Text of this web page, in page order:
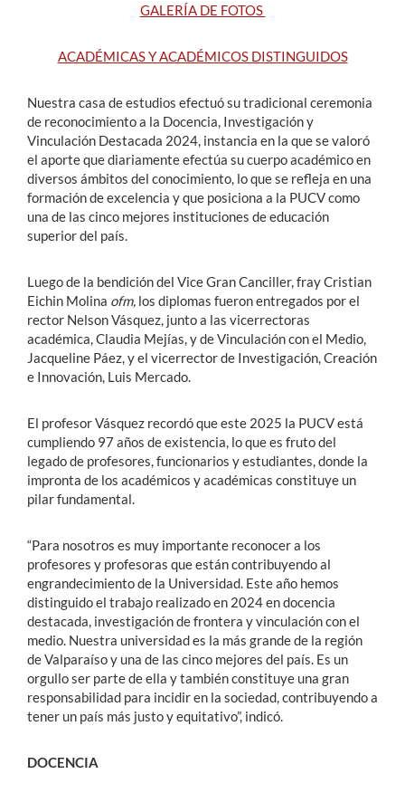
GALERÍA DE FOTOS
ACADÉMICAS Y ACADÉMICOS DISTINGUIDOS
Nuestra casa de estudios efectuó su tradicional ceremonia
de reconocimiento a la Docencia, Investigación y
Vinculación Destacada 2024, instancia en la que se valoró
el aporte que diariamente efectúa su cuerpo académico en
diversos ámbitos del conocimiento, lo que se refleja en una
formación de excelencia y que posiciona a la PUCV como
una de las cinco mejores instituciones de educación
superior del país.
Luego de la bendición del Vice Gran Canciller, fray Cristian
Eichin Molina ofm, los diplomas fueron entregados por el
rector Nelson Vásquez, junto a las vicerrectoras
académica, Claudia Mejías, y de Vinculación con el Medio,
Jacqueline Páez, y el vicerrector de Investigación, Creación
e Innovación, Luis Mercado.
El profesor Vásquez recordó que este 2025 la PUCV está
cumpliendo 97 años de existencia, lo que es fruto del
legado de profesores, funcionarios y estudiantes, donde la
impronta de los académicos y académicas constituye un
pilar fundamental.
“Para nosotros es muy importante reconocer a los
profesores y profesoras que están contribuyendo al
engrandecimiento de la Universidad. Este año hemos
distinguido el trabajo realizado en 2024 en docencia
destacada, investigación de frontera y vinculación con el
medio. Nuestra universidad es la más grande de la región
de Valparaíso y una de las cinco mejores del país. Es un
orgullo ser parte de ella y también constituye una gran
responsabilidad para incidir en la sociedad, contribuyendo a
tener un país más justo y equitativo”, indicó.
DOCENCIA